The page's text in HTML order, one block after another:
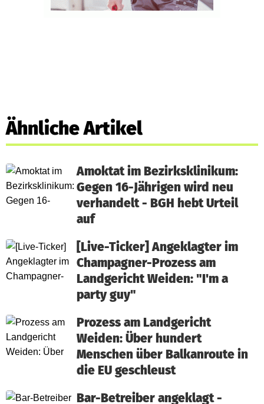
Ähnliche Artikel
Amoktat im Bezirksklinikum:
Gegen 16-Jährigen wird neu
verhandelt - BGH hebt Urteil
auf
[Live-Ticker] Angeklagter im
Champagner-Prozess am
Landgericht Weiden: "I'm a
party guy"
Prozess am Landgericht
Weiden: Über hundert
Menschen über Balkanroute in
die EU geschleust
Bar-Betreiber angeklagt -